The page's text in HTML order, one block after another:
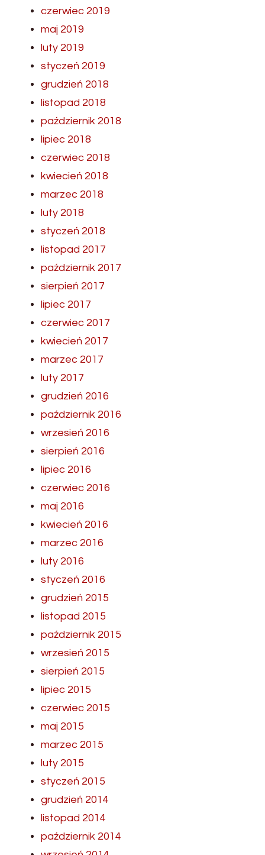
czerwiec 2019
maj 2019
luty 2019
styczeń 2019
grudzień 2018
listopad 2018
październik 2018
lipiec 2018
czerwiec 2018
kwiecień 2018
marzec 2018
luty 2018
styczeń 2018
listopad 2017
październik 2017
sierpień 2017
lipiec 2017
czerwiec 2017
kwiecień 2017
marzec 2017
luty 2017
grudzień 2016
październik 2016
wrzesień 2016
sierpień 2016
lipiec 2016
czerwiec 2016
maj 2016
kwiecień 2016
marzec 2016
luty 2016
styczeń 2016
grudzień 2015
listopad 2015
październik 2015
wrzesień 2015
sierpień 2015
lipiec 2015
czerwiec 2015
maj 2015
marzec 2015
luty 2015
styczeń 2015
grudzień 2014
listopad 2014
październik 2014